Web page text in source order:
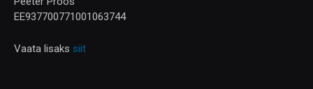
EE937700771001063744
Vaata lisaks siit